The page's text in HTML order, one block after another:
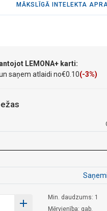
MĀKSLĪGĀ INTELEKTA
LEMONA+ karti:
saņem atlaidi no€0 10(-3%)
Min. daudzums: 1
Mērvienība: gab.